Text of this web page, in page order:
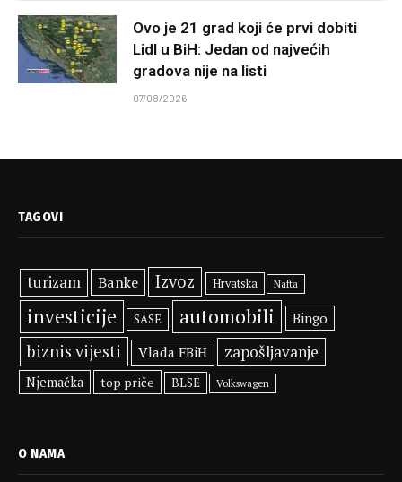
Ovo je 21 grad koji će prvi dobiti
Lidl u BiH: Jedan od najvećih
gradova nije na listi
07/08/2026
TAGOVI
turizam Banke Izvoz Hrvatska Nafta
investicije SASE automobili Bingo
biznis vijesti Vlada FBiH zapošljavanje
Njemačka top priče BLSE Volkswagen
O NAMA